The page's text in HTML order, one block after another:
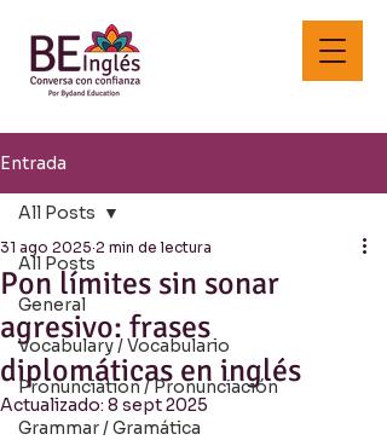
Entrada
All Posts
General
Vocabulary / Vocabulario
Pronunciation / Pronunciación
Grammar / Gramática
All Posts
Pon límites sin sonar
agresivo: frases
diplomáticas en inglés
31 ago 2025 2 min de lectura
Actualizado: 8 sept 2025